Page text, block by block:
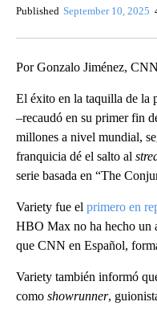
Published September 10, 2025
Por Gonzalo Jiménez,
El éxito en la taquilla de la
–recaudó en su primer fin
millones a nivel mundial,
franquicia dé el salto al
serie basada en “The
Variety fue el primero en
HBO Max no ha hecho
que CNN en Español,
Variety también informó
como showrunner,